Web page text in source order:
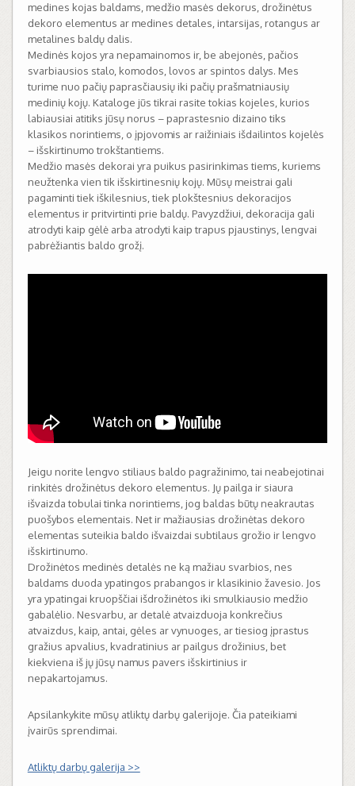
medines kojas baldams, medžio masės dekorus, drožinėtus
dekoro elementus ar medines detales, intarsijas, rotangus ar
metalines baldų dalis.
Medinės kojos yra nepamainomos ir, be abejonės, pačios
svarbiausios stalo, komodos, lovos ar spintos dalys. Mes
turime nuo pačių paprasčiausių iki pačių prašmatniausių
medinių kojų. Kataloge jūs tikrai rasite tokias kojeles, kurios
labiausiai atitiks jūsų norus – paprastesnio dizaino tiks
klasikos norintiems, o įpjovomis ar raižiniais išdailintos kojelės
– išskirtinumo trokštantiems.
Medžio masės dekorai yra puikus pasirinkimas tiems, kuriems
neužtenka vien tik išskirtinesnių kojų. Mūsų meistrai gali
pagaminti tiek iškilesnius, tiek plokštesnius dekoracijos
elementus ir pritvirtinti prie baldų. Pavyzdžiui, dekoracija gali
atrodyti kaip gėlė arba atrodyti kaip trapus pjaustinys, lengvai
pabrėžiantis baldo grožį.
Jeigu norite lengvo stiliaus baldo pagražinimo, tai neabejotinai
rinkitės drožinėtus dekoro elementus. Jų pailga ir siaura
išvaizda tobulai tinka norintiems, jog baldas būtų neakrautas
puošybos elementais. Net ir mažiausias drožinėtas dekoro
elementas suteikia baldo išvaizdai subtilaus grožio ir lengvo
išskirtinumo.
Drožinėtos medinės detalės ne ką mažiau svarbios, nes
baldams duoda ypatingos prabangos ir klasikinio žavesio. Jos
yra ypatingai kruopščiai išdrožinėtos iki smulkiausio medžio
gabalėlio. Nesvarbu, ar detalė atvaizduoja konkrečius
atvaizdus, kaip, antai, gėles ar vynuoges, ar tiesiog įprastus
gražius apvalius, kvadratinius ar pailgus drožinius, bet
kiekviena iš jų jūsų namus pavers išskirtinius ir
nepakartojamus.
Apsilankykite mūsų atliktų darbų galerijoje. Čia pateikiami
įvairūs sprendimai.
Atliktų darbų galerija >>